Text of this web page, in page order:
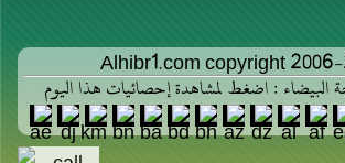
Alhibr1.com copyright
البيضاء : اضغط لمشاهدة إحصائيات هذا اليوم